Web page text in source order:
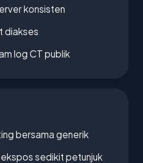
konsisten
diakses
log CT publik
bersama generik
sedikit petunjuk